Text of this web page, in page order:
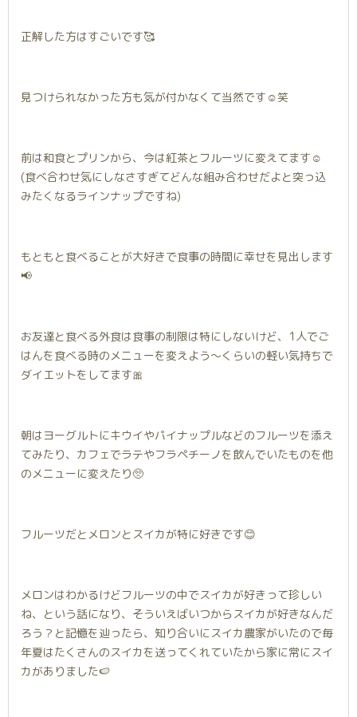
正解した方はすごいです🥰
見つけられなかった方も気が付かなくて当然です☺️笑
前は和食とプリンから、今は紅茶とフルーツに変えてます☺️
(食べ合わせ気にしなさすぎてどんな組み合わせだよと突っ込
みたくなるラインナップですね)
もともと食べることが大好きで食事の時間に幸せを見出します
📢
お友達と食べる外食は食事の制限は特にしないけど、1人でご
はんを食べる時のメニューを変えよう〜くらいの軽い気持ちで
ダイエットをしてます🎀
朝はヨーグルトにキウイやパイナップルなどのフルーツを添え
てみたり、カフェでラテやフラペチーノを飲んでいたものを他
のメニューに変えたり🥺
フルーツだとメロンとスイカが特に好きです😊
メロンはわかるけどフルーツの中でスイカが好きって珍しい
ね、という話になり、そういえばいつからスイカが好きなんだ
ろう？と記憶を辿ったら、知り合いにスイカ農家がいたので毎
年夏はたくさんのスイカを送ってくれていたから家に常にスイ
カがありました🍉